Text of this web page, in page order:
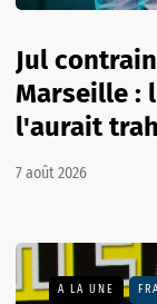
Jul
Marseille :
l'aurait
7 août 2026
A LA UNE